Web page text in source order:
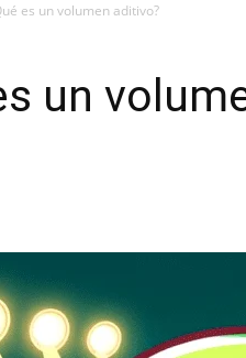
es un volumen aditivo?
un